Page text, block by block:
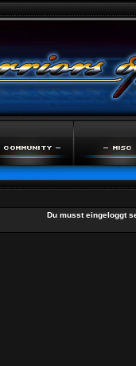
Du musst eingeloggt